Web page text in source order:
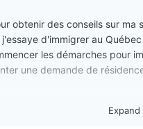
obtenir des conseils sur ma
d'immigrer au
les démarches pour
une demande de
payé les frais, passé laExpand